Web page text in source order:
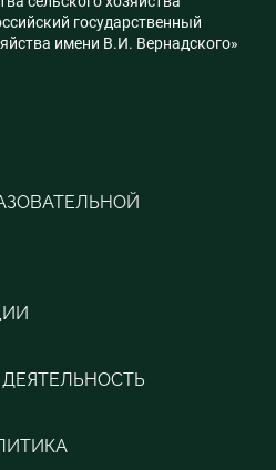
государственный
имени В.И. Вернадского»